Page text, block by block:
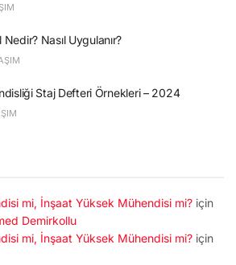
Nasıl Uygulanır?
Staj Defteri Örnekleri – 2024
mi, İnşaat Yüksek Mühendisi mi? için
Demirkollu
mi, İnşaat Yüksek Mühendisi mi? için